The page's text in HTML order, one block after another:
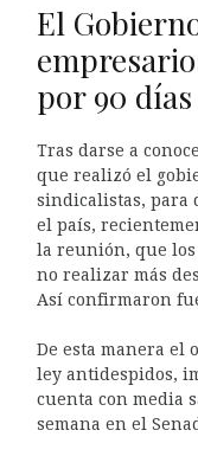
El
por 90 días
Tras darse a
que realizó el
sindicalistas, para
el país,
la reunión, que los
no realizar más
Así confirmaron
De esta manera el
ley antidespidos,
cuenta con media
semana en el